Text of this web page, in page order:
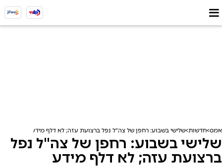
אמס חדשות שלישי בשבוע: רחפן של צה"ל נפל ברצועת עזה; לא דלף מידע
שלישי בשבוע: רחפן של צה"ל נפל
ברצועת עזה; לא דלף מידע